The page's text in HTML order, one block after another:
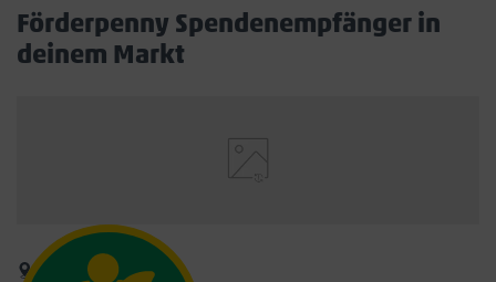
Förderpenny Spendenempfänger in
deinem Markt